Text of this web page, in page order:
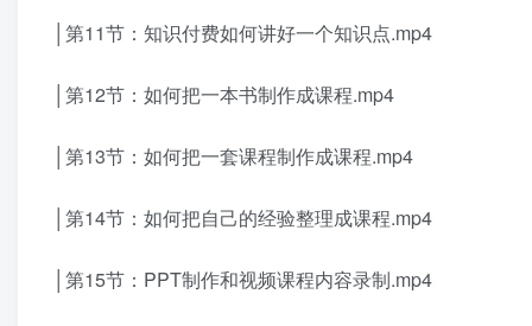
│第11节：知识付费如何讲好一个知识点.mp4
│第12节：如何把一本书制作成课程.mp4
│第13节：如何把一套课程制作成课程.mp4
│第14节：如何把自己的经验整理成课程.mp4
│第15节：PPT制作和视频课程内容录制.mp4